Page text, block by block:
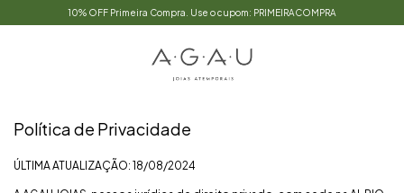
10% OFF Primeira Compra. Use o cupom: PRIMEIRACOMPRA
Política de Privacidade
ÚLTIMA ATUALIZAÇÃO: 18/08/2024